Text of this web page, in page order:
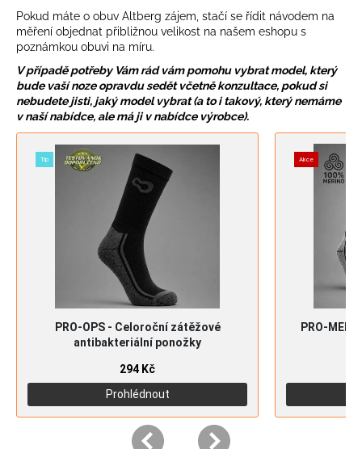
Pokud máte o obuv Altberg zájem, stačí se řídit návodem na
měření objednat přibližnou velikost na našem eshopu s
poznámkou obuvi na míru.
V případě potřeby Vám rád vám pomohu vybrat model, který
bude vaší noze opravdu sedět včetně konzultace, pokud si
nebudete jisti, jaký model vybrat (a to i takový, který nemáme
v naší nabídce, ale má ji v nabídce výrobce).